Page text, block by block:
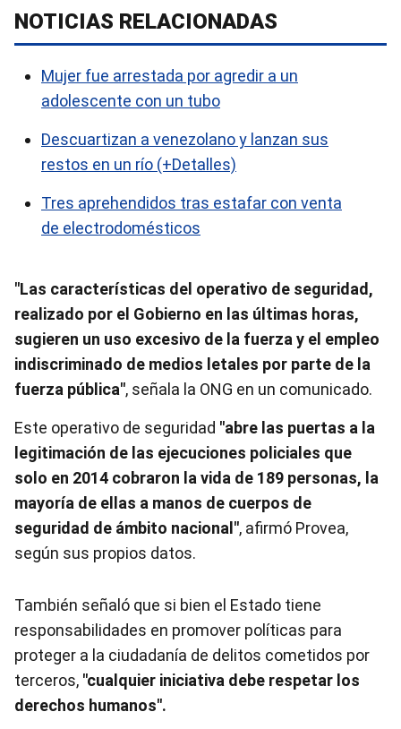
NOTICIAS RELACIONADAS
Mujer fue arrestada por agredir a un
adolescente con un tubo
Descuartizan a venezolano y lanzan sus
restos en un río (+Detalles)
Tres aprehendidos tras estafar con venta
de electrodomésticos
"Las características del operativo de seguridad,
realizado por el Gobierno en las últimas horas,
sugieren un uso excesivo de la fuerza y el empleo
indiscriminado de medios letales por parte de la
fuerza pública", señala la ONG en un comunicado.
Este operativo de seguridad "abre las puertas a la
legitimación de las ejecuciones policiales que
solo en 2014 cobraron la vida de 189 personas, la
mayoría de ellas a manos de cuerpos de
seguridad de ámbito nacional", afirmó Provea,
según sus propios datos.
También señaló que si bien el Estado tiene
responsabilidades en promover políticas para
proteger a la ciudadanía de delitos cometidos por
terceros, "cualquier iniciativa debe respetar los
derechos humanos".